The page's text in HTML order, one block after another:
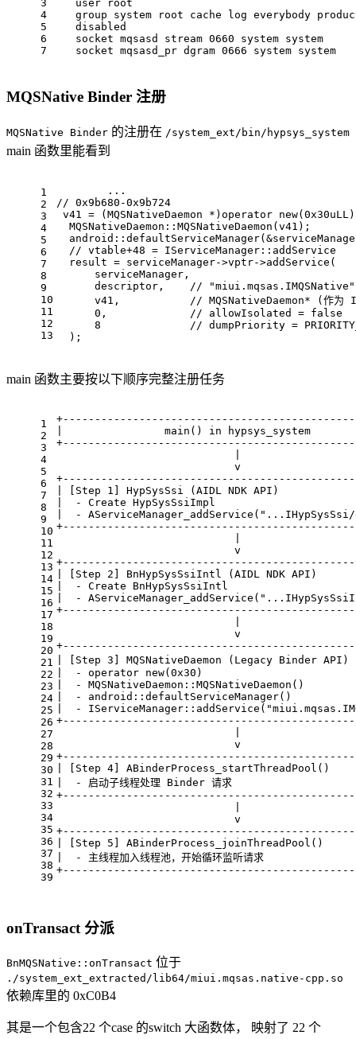
3
4
5
6
7
    user root
    group system root cache
log everybody
    disabled
    socket mqsasd stream 0660 system system
    socket mqsasd_pr dgram 0666 system system
MQSNative Binder 注册
MQSNative Binder 的注册在 /system_ext/bin/hypsys_system
main 函数里能看到
1
2
3
4
5
6
7
8
9
10
11
12
13
	...
// 0x9b680-0x9b724
v41 = (MQSNativeDaemon *) operator new( 0x30
  MQSNativeDaemon::MQSNativeDaemon(v41);
// vtable+48 = IServiceManager::addService
  result = serviceManager->vptr->addService(
      serviceManager,
      descriptor,
//
      v41,
// MQSNativeDaemon* (作
0 ,
// allowIsolated = false
8
// dumpPriority =
  );
main 函数主要按以下顺序完整注册任务
1
2
3
4
5
6
7
8
9
10
11
12
13
14
15
16
17
18
19
20
21
22
23
24
25
26
27
28
29
30
31
32
33
34
35
36
37
38
39
|                main() in hypsys_system
                            v
| [Step 1] HypSysSsi (AIDL NDK API)
|  - Create HypSysSsiImpl
|  -
                            v
| [Step 2] BnHypSysSsiIntl (AIDL NDK API)
|  - Create BnHypSysSsiIntl
|  -
                            v
| [Step 3] MQSNativeDaemon (Legacy Binder
|  - operator new(0x30)
|  - MQSNativeDaemon::MQSNativeDaemon()
|  - android::defaultServiceManager()
|  -
                            v
| [Step 4]
|  - 启动子线程处理 Binder 请求
                            v
| [Step 5]
|  - 主线程加入线程池，开始循环监听请求
onTransact 分派
BnMQSNative::onTransact 位于
./system_ext_extracted/lib64/miui.mqsas.native-cpp.so
依赖库里的 0xC0B4
其是一个包含22 个case 的switch 大函数体， 映射了 22 个